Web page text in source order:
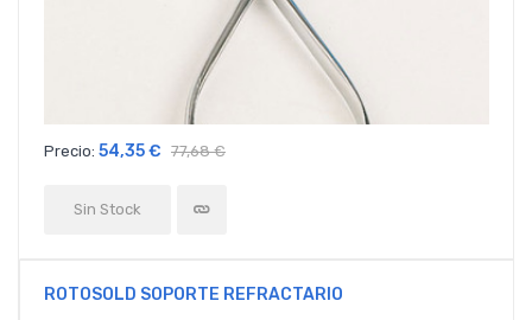
Precio: 54,35 € 77,68 €
Sin Stock
ROTOSOLD SOPORTE REFRACTARIO